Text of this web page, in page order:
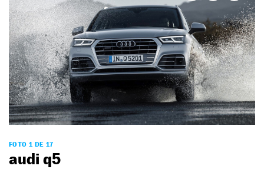
FOTO 1 DE 17
audi q5